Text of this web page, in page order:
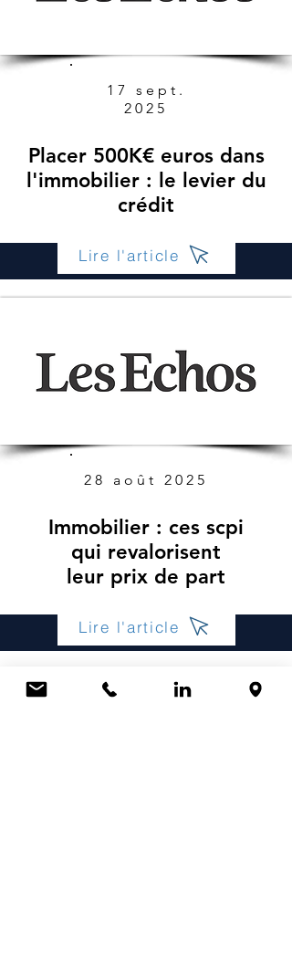
17 sept.
2025
Placer 500K€ euros dans
l'immobilier : le levier du
crédit
Lire l'article
28 août 2025
Immobilier : ces scpi
qui revalorisent
leur prix de part
Lire l'article